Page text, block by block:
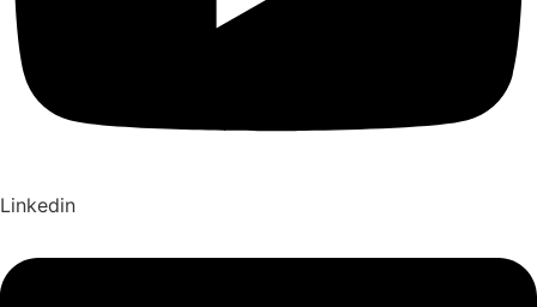
Linkedin